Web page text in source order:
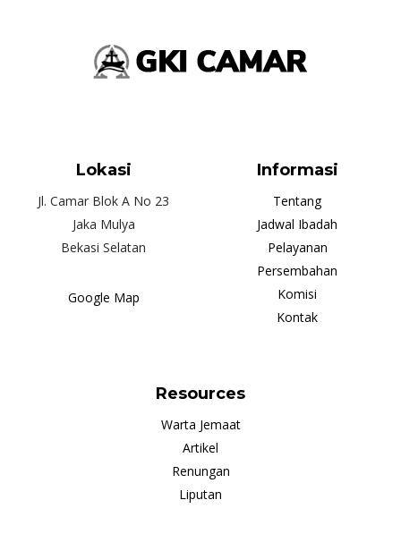
Lokasi
Jl. Camar Blok A No 23
Jaka Mulya
Bekasi Selatan
Google Map
Informasi
Tentang
Jadwal Ibadah
Pelayanan
Persembahan
Komisi
Kontak
Resources
Warta Jemaat
Artikel
Renungan
Liputan